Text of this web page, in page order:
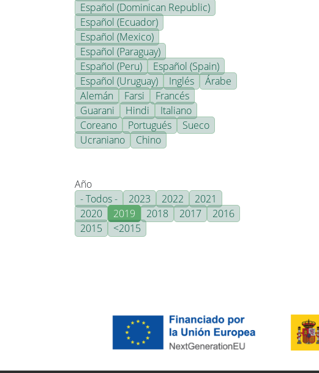
Español (Dominican Republic)
Español (Ecuador)
Español (Mexico)
Español (Paraguay)
Español (Peru)
Español (Spain)
Español (Uruguay)
Inglés
Árabe
Alemán
Farsi
Francés
Guarani
Hindi
Italiano
Coreano
Portugués
Sueco
Ucraniano
Chino
Año
- Todos -
2023 2022
2021
2020
2019 2018 2017
2016
2015
<2015